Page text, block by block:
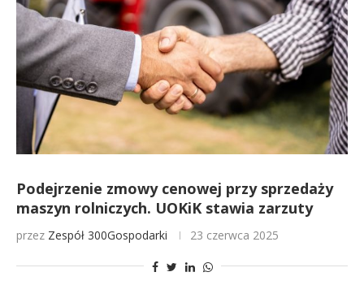
Podejrzenie zmowy cenowej przy sprzedaży
maszyn rolniczych. UOKiK stawia zarzuty
przez Zespół 300Gospodarki 23 czerwca 2025